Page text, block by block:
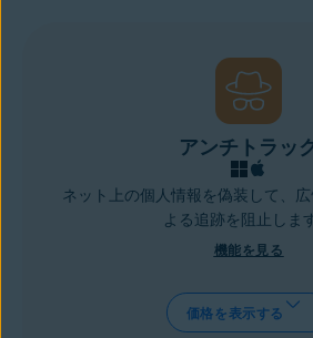
アンチトラッ
ネット上の個人情報を偽装して、
よる追跡を阻止します
機能を見る
価格を表示する